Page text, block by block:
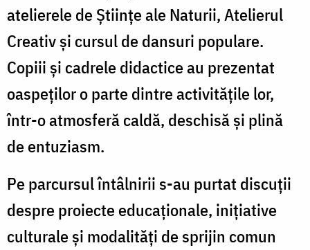
atelierele de Științe ale Naturii, Atelierul
Creativ și cursul de dansuri populare.
Copiii și cadrele didactice au prezentat
oaspeților o parte dintre activitățile lor,
într-o atmosferă caldă, deschisă și plină
de entuziasm.
Pe parcursul întâlnirii s-au purtat discuții
despre proiecte educaționale, inițiative
culturale și modalități de sprijin comun